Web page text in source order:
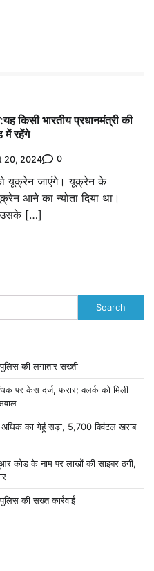
किसी भारतीय प्रधानमंत्री की
में रहेंगे
20, 2024 0
यूक्रेन जाएंगे। यूक्रेन के
आने का न्योता दिया था।
उसके […]
Search
पुलिस की लगातार सख्ती
पर केस दर्ज, फरार; क्लर्क को मिली
का गेहूं सड़ा, 5,700 क्विंटल खराब
कोड के नाम पर लाखों की साइबर ठगी,
की सख्त कार्रवाई